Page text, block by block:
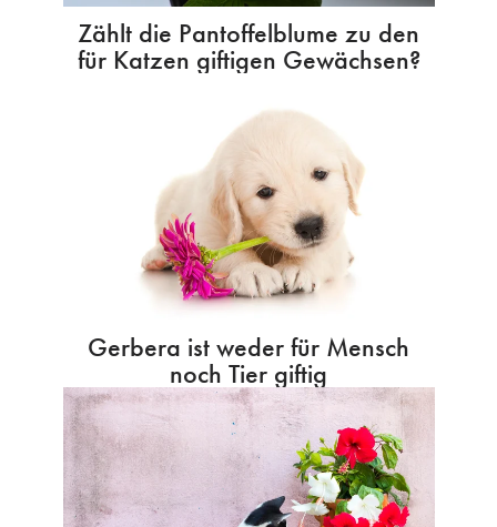
Zählt die Pantoffelblume zu den
für Katzen giftigen Gewächsen?
Gerbera ist weder für Mensch
noch Tier giftig